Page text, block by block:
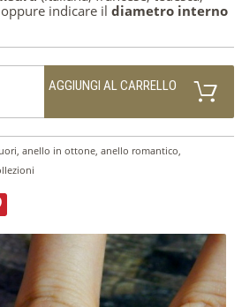
indicare il diametro interno
AGGIUNGI AL CARRELLO
, anello in ottone, anello romantico,